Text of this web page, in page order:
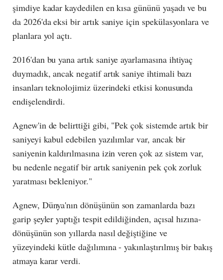
şimdiye kadar kaydedilen en kısa gününü yaşadı ve bu
da 2026'da eksi bir artık saniye için spekülasyonlara ve
planlara yol açtı.
2016'dan bu yana artık saniye ayarlamasına ihtiyaç
duymadık, ancak negatif artık saniye ihtimali bazı
insanları teknolojimiz üzerindeki etkisi konusunda
endişelendirdi.
Agnew'in de belirttiği gibi, "Pek çok sistemde artık bir
saniyeyi kabul edebilen yazılımlar var, ancak bir
saniyenin kaldırılmasına izin veren çok az sistem var,
bu nedenle negatif bir artık saniyenin pek çok zorluk
yaratması bekleniyor."
Agnew, Dünya'nın dönüşünün son zamanlarda bazı
garip şeyler yaptığı tespit edildiğinden, açısal hızına-
dönüşünün son yıllarda nasıl değiştiğine ve
yüzeyindeki kütle dağılımına - yakınlaştırılmış bir bakış
atmaya karar verdi.